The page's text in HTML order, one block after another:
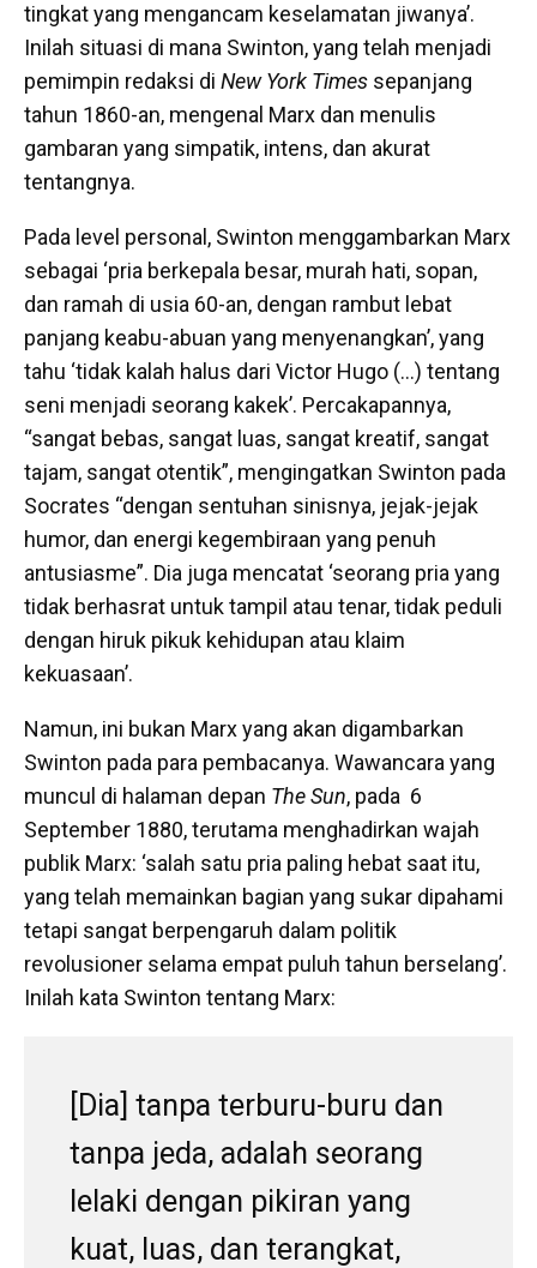
tingkat yang mengancam keselamatan jiwanya’.
Inilah situasi di mana Swinton, yang telah menjadi
pemimpin redaksi di New York Times sepanjang
tahun 1860-an, mengenal Marx dan menulis
gambaran yang simpatik, intens, dan akurat
tentangnya.
Pada level personal, Swinton menggambarkan Marx
sebagai ‘pria berkepala besar, murah hati, sopan,
dan ramah di usia 60-an, dengan rambut lebat
panjang keabu-abuan yang menyenangkan’, yang
tahu ‘tidak kalah halus dari Victor Hugo (…) tentang
seni menjadi seorang kakek’. Percakapannya,
“sangat bebas, sangat luas, sangat kreatif, sangat
tajam, sangat otentik”, mengingatkan Swinton pada
Socrates “dengan sentuhan sinisnya, jejak-jejak
humor, dan energi kegembiraan yang penuh
antusiasme”. Dia juga mencatat ‘seorang pria yang
tidak berhasrat untuk tampil atau tenar, tidak peduli
dengan hiruk pikuk kehidupan atau klaim
kekuasaan’.
Namun, ini bukan Marx yang akan digambarkan
Swinton pada para pembacanya. Wawancara yang
muncul di halaman depan The Sun, pada 6
September 1880, terutama menghadirkan wajah
publik Marx: ‘salah satu pria paling hebat saat itu,
yang telah memainkan bagian yang sukar dipahami
tetapi sangat berpengaruh dalam politik
revolusioner selama empat puluh tahun berselang’.
Inilah kata Swinton tentang Marx:
[Dia] tanpa terburu-buru dan
tanpa jeda, adalah seorang
lelaki dengan pikiran yang
kuat, luas, dan terangkat,